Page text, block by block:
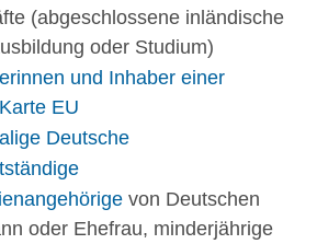
(abgeschlossene inländische
oder Studium)
und Inhaber einer
EU
Deutsche
von Deutschen
oder Ehefrau, minderjährige